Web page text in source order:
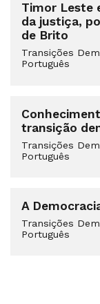
Timor Leste
da justiça,
de Brito
Transições
Português
transição
Transições
Português
A
Transições
Português